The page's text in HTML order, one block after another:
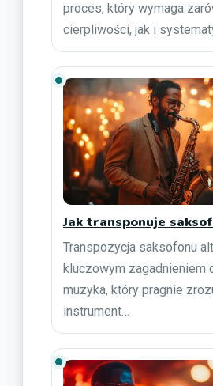
proces, który wymaga
cierpliwości, jak i
Jak transponuje
Transpozycja saksofonu
kluczowym zagadnieniem
muzyka, który pragnie
instrument…